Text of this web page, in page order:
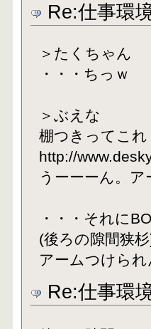
Re:仕事環
＞たくちゃん
・・・ちっｗ
＞ぶえな
棚つきってこれ
http://
うーーーん。
・・・それに
(後ろの隙間狭
アームつけら
Re:仕事環